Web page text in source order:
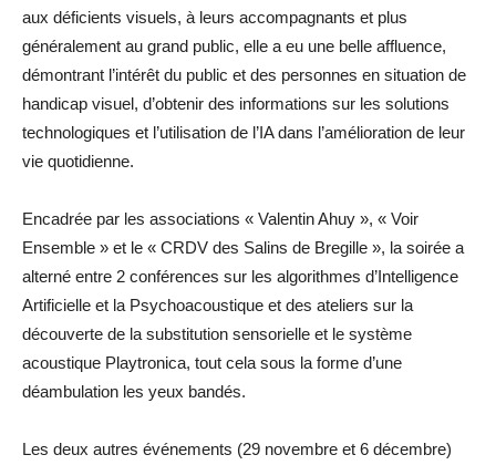
aux déficients visuels, à leurs accompagnants et plus
généralement au grand public, elle a eu une belle affluence,
démontrant l’intérêt du public et des personnes en situation de
handicap visuel, d’obtenir des informations sur les solutions
technologiques et l’utilisation de l’IA dans l’amélioration de leur
vie quotidienne.
Encadrée par les associations « Valentin Ahuy », « Voir
Ensemble » et le « CRDV des Salins de Bregille », la soirée a
alterné entre 2 conférences sur les algorithmes d’Intelligence
Artificielle et la Psychoacoustique et des ateliers sur la
découverte de la substitution sensorielle et le système
acoustique Playtronica, tout cela sous la forme d’une
déambulation les yeux bandés.
Les deux autres événements (29 novembre et 6 décembre)